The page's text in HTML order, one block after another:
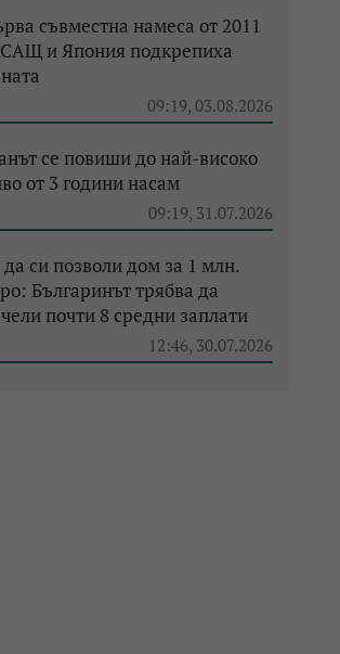
съвместна намеса от 2011
и Япония подкрепиха
09:19, 03.08.2026
се повиши до най-високо
от 3 години насам
09:19, 31.07.2026
да си позволи дом за 1 млн.
Българинът трябва да
почти 8 средни заплати
12:46, 30.07.2026